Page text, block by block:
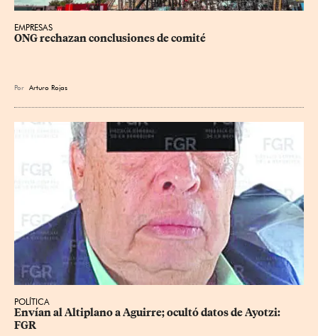
EMPRESAS
ONG rechazan conclusiones de comité
Por Arturo Rojas
POLÍTICA
Envían al Altiplano a Aguirre; ocultó datos de Ayotzi:
FGR